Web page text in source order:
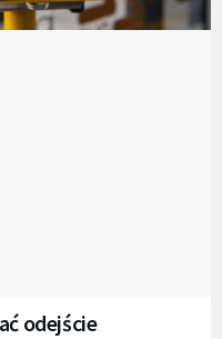
odejście